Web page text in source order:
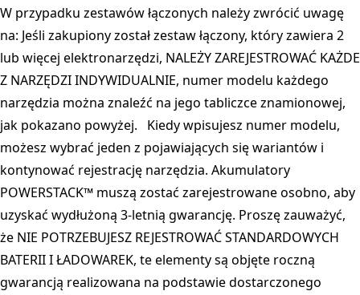
W przypadku zestawów łączonych należy zwrócić uwagę
na: Jeśli zakupiony został zestaw łączony, który zawiera 2
lub więcej elektronarzędzi, NALEŻY ZAREJESTROWAĆ KAŻDE
Z NARZĘDZI INDYWIDUALNIE, numer modelu każdego
narzędzia można znaleźć na jego tabliczce znamionowej,
jak pokazano powyżej. Kiedy wpisujesz numer modelu,
możesz wybrać jeden z pojawiających się wariantów i
kontynować rejestrację narzędzia. Akumulatory
POWERSTACK™ muszą zostać zarejestrowane osobno, aby
uzyskać wydłużoną 3-letnią gwarancję. Proszę zauważyć,
że NIE POTRZEBUJESZ REJESTROWAĆ STANDARDOWYCH
BATERII I ŁADOWAREK, te elementy są objęte roczną
gwarancją realizowana na podstawie dostarczonego